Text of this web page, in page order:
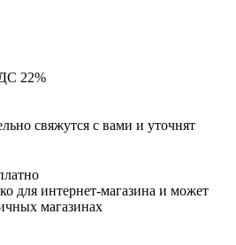
22%
свяжутся с вами и уточнят
для интернет-магазина и может
магазинах